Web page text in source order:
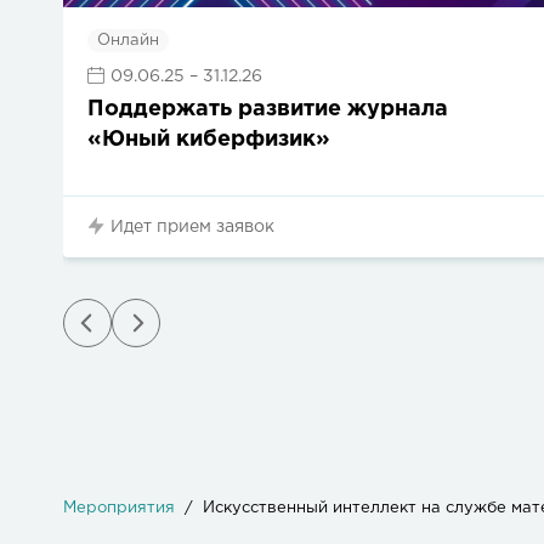
Онлайн
09.06.25 – 31.12.26
Поддержать развитие журнала
«Юный киберфизик»
Идет прием заявок
Мероприятия Искусственный интеллект на службе